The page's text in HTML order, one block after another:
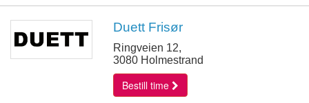
Duett Frisør
Ringveien 12,
3080 Holmestrand
Bestill time